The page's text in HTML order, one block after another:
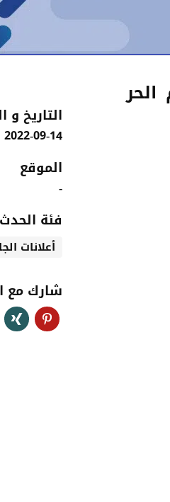
التاريخ و
2022-09-14
الموقع
-
فئة الحدث
أعلانات
شارك مع